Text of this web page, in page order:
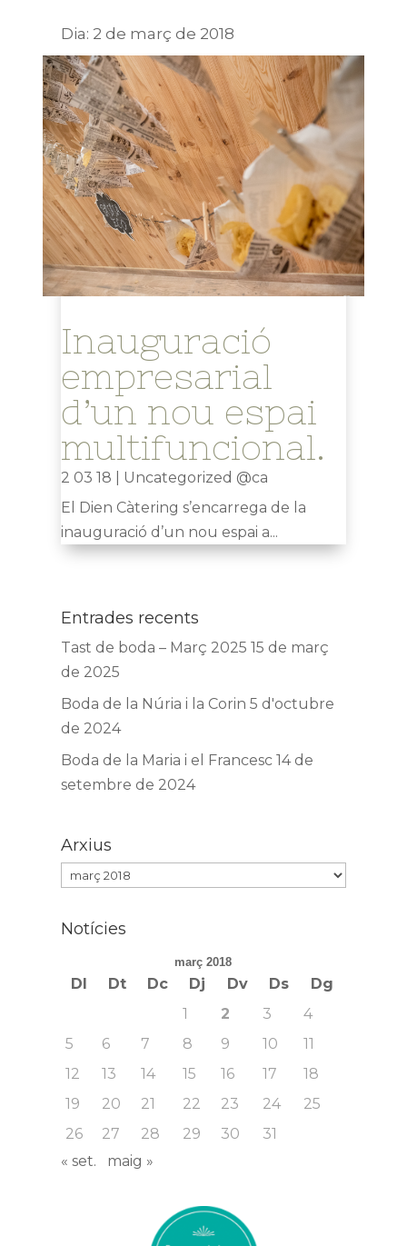
Dia: 2 de març de 2018
Inauguració
empresarial
d’un nou espai
multifuncional.
2 03 18
Uncategorized @ca
El Dien Càtering s’encarrega de la
inauguració d’un nou espai a...
Entrades recents
Tast de boda – Març 2025 15 de març
de 2025
Boda de la Núria i la Corin 5 d'octubre
de 2024
Boda de la Maria i el Francesc 14 de
setembre de 2024
Arxius
Arxius
Notícies
març 2018
Dl Dt Dc Dj Dv Ds
Dg
1
2 3
4
5
6 7 8 9 10
11
12
13 14 15 16 17
18
19
20 21 22 23 24
25
26
27 28 29 30
31
« set.
maig »